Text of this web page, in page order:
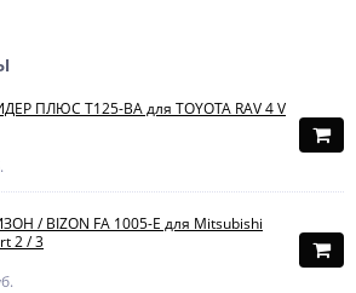
ПЛЮС T125-BA для TOYOTA RAV 4 V
/ BIZON FA 1005-E для Mitsubishi
2 / 3